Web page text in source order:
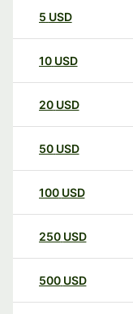
5 USD
10 USD
20 USD
50 USD
100 USD
250 USD
500 USD